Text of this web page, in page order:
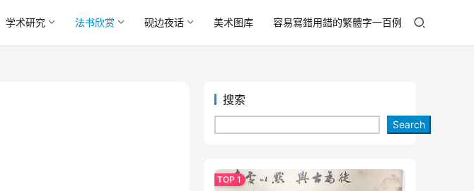
学术研究 法书欣赏 砚边夜话 美术图库 容易寫錯用錯的繁體字一百例
搜索
Search